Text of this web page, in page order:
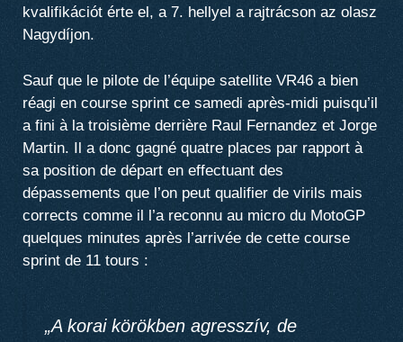
kvalifikációt érte el, a 7. hellyel a rajtrácson az olasz
Nagydíjon.
Sauf que le pilote de l’équipe satellite VR46 a bien
réagi en course sprint ce samedi après-midi puisqu’il
a fini à la troisième derrière Raul Fernandez et Jorge
Martin. Il a donc gagné quatre places par rapport à
sa position de départ en effectuant des
dépassements que l’on peut qualifier de virils mais
corrects comme il l’a reconnu au micro du MotoGP
quelques minutes après l’arrivée de cette course
sprint de 11 tours :
„A korai körökben agresszív, de